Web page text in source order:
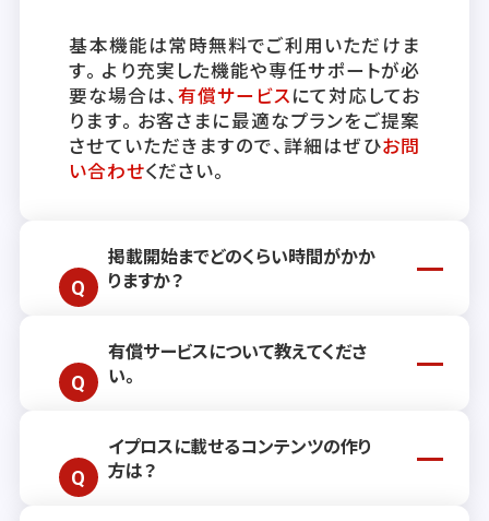
基本機能は常時無料でご利用いただけま
す。より充実した機能や専任サポートが必
要な場合は、有償サービスにて対応してお
ります。お客さまに最適なプランをご提案
させていただきますので、詳細はぜひお問
い合わせください。
掲載開始までどのくらい時間がかか
りますか？
通常、掲載開始までには約2週間ほどお時
間をいただいております。ただし、お客さ
ざいますので、詳しくはお気軽にお問い合
わせ ください。
有償サービスについて教えてくださ
い。
有償サービスでは、リード獲得を継続的に
支援するプランや、単発でご利用いただけ
イプロスに載せるコンテンツの作り
方は？